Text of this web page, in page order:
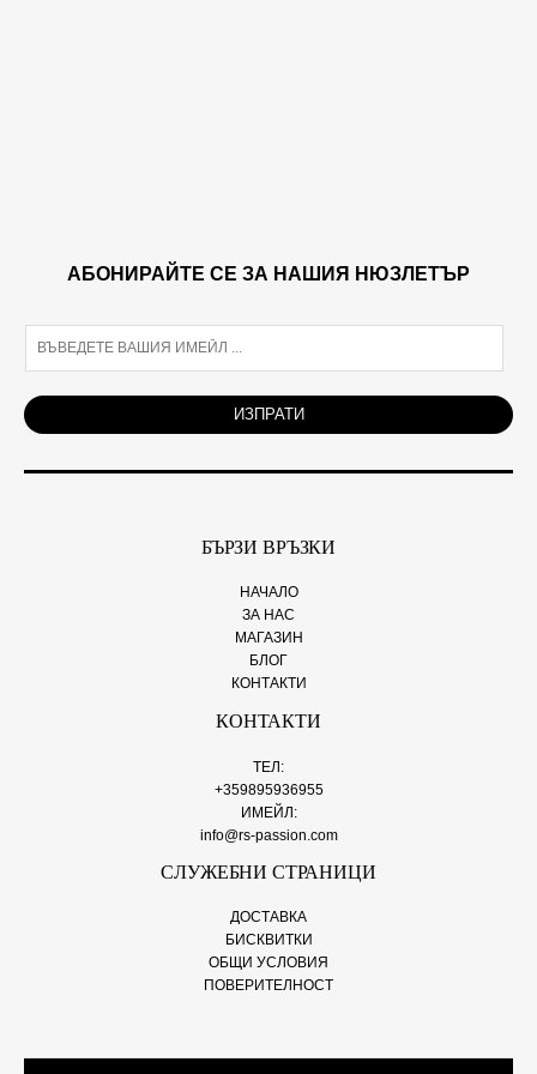
АБОНИРАЙТЕ СЕ ЗА НАШИЯ НЮЗЛЕТЪР
i
l
ИЗПРАТИ
БЪРЗИ ВРЪЗКИ
НАЧАЛО
ЗА НАС
МАГАЗИН
БЛОГ
КОНТАКТИ
КОНТАКТИ
ТЕЛ:
+359895936955
ИМЕЙЛ:
info@rs-passion.com
СЛУЖЕБНИ СТРАНИЦИ
ДОСТАВКА
БИСКВИТКИ
ОБЩИ УСЛОВИЯ
ПОВЕРИТЕЛНОСТ